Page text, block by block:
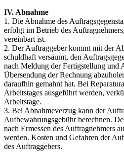
IV. Abnahme
1. Die Abnahme des
erfolgt im Betrieb des
vereinbart ist.
2. Der Auftraggeber kommt mit der
schuldhaft versäumt, den
nach Meldung der Fertigstellung und
Übersendung der Rechnung
daraufhin gemahnt hat. Bei
Arbeitstages ausgeführt werden,
Arbeitstage.
3. Bei Abnahmeverzug kann der
Aufbewahrungsgebühr berechnen.
nach Ermessen des Auftragnehmers
werden. Kosten und Gefahren der
des Auftraggebers.